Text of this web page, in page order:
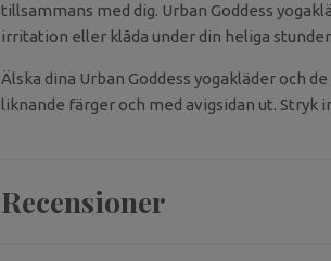
tillsammans med dig. Urban Goddess
irritation eller klåda under din heliga stunder.
Älska dina Urban Goddess yogakläder och
liknande färger och med avigsidan ut. Stryk
Recensioner